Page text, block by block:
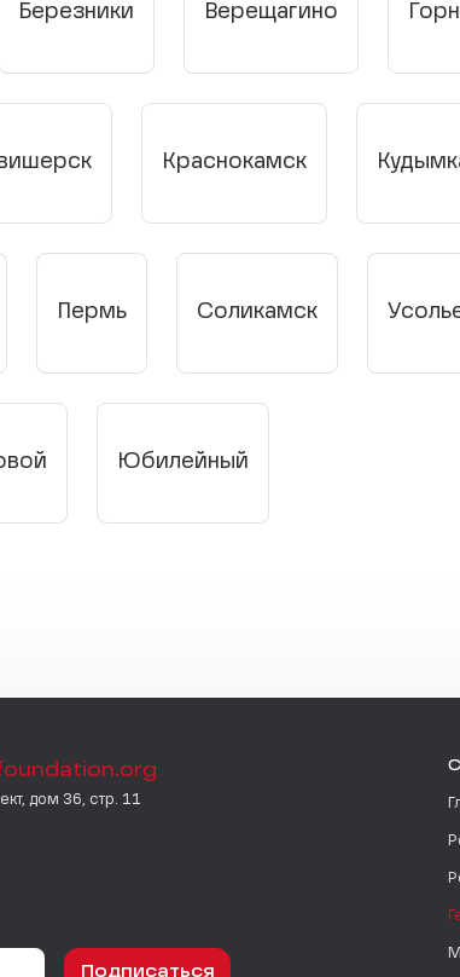
Березники Верещагино
Краснокамск
Пермь Соликамск
Юбилейный
дом 36, стр. 11
Подписаться